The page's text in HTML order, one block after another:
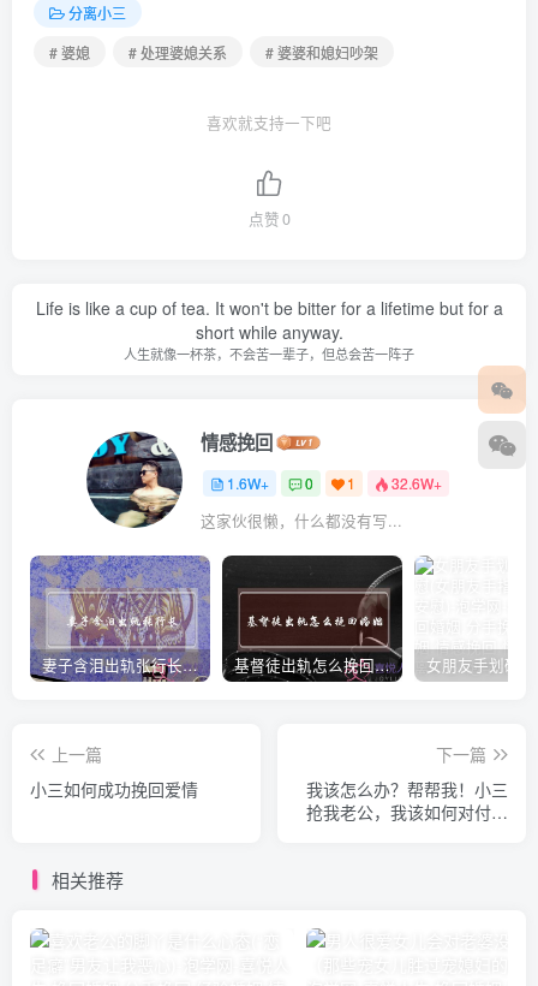
分离小三
# 婆媳
# 处理婆媳关系 # 婆婆和媳妇吵架
喜欢就支持一下吧
点赞0
Life is like a cup of tea. It won't be bitter for a lifetime but for a
short while anyway.
人生就像一杯茶，不会苦一辈子，但总会苦一阵子
情感挽回
1.6W+ 0 1 32.6W+
这家伙很懒，什么都没有写...
妻子含泪出轨张行长 她说全都是因为家中 基督徒出轨怎么挽回婚姻(基督徒面对出轨婚姻)
上一篇
小三如何成功挽回爱情
下一篇
我该怎么办？帮帮我！小三
抢我老公，我该如何对付小
相关推荐